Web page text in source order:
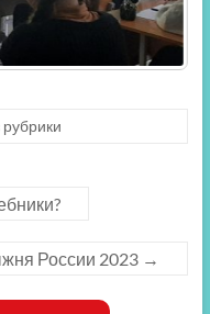
рубрики
России 2023 →